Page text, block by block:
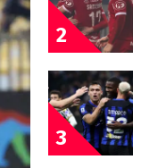
2
3